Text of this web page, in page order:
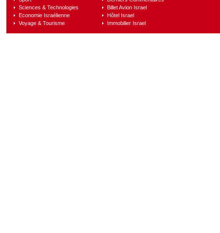
Sciences & Technologies
Economie Israélienne
Voyage & Tourisme
Billet Avion Israel
Hôtel Israel
Immobilier Israel